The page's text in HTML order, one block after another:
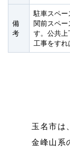
備
考
駐車スペ
関前スペー
す。公共
工事をすれ
玉名市は
金峰山系